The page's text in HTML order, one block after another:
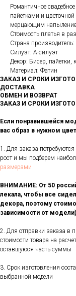
Романтичное
пайетками и
мерцающим
Стоимость платья в
Страна производитель:
Силуэт: А-силуэт
Декор: Бисер, пайетки,
Материал: Фатин
ЗАКАЗ И СРОКИ
ДОСТАВКА
ОБМЕН И ВОЗВРАТ
ЗАКАЗ И СРОКИ
Если понравившейся
вас образ в нужном
1. Для заказа
рост и мы подберем
размерами
ВНИМАНИЕ: От 50
лекала, чтобы все
декора, поэтому
зависимости от модели)
2. Для отправки заказа в
стоимости товара на
оставшуюся часть суммы
3. Срок изготовления
выбранной модели